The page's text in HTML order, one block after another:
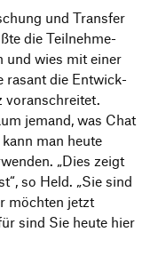
und Transfer
die Teil­neh­me­
und wies mit einer
rasant die Entwick­
voran­schreitet.
jemand, was Chat
man heute
„Dies zeigt
so Held. „Sie sind
möchten jetzt
sind Sie heute hier